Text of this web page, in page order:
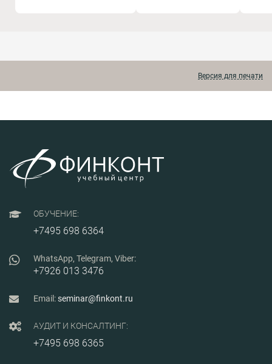
инструментов и
загрязнения и
приводят к
увеличению затрат и
возникновению
Версия для печати
ОБУЧЕНИЕ:
+7495 698 6364
WhatsApp, Telegram, Viber:
+7926 013 3476
Email:seminar@finkont.ru
АУДИТ И КОНСАЛТИНГ:
+7495 698 6365